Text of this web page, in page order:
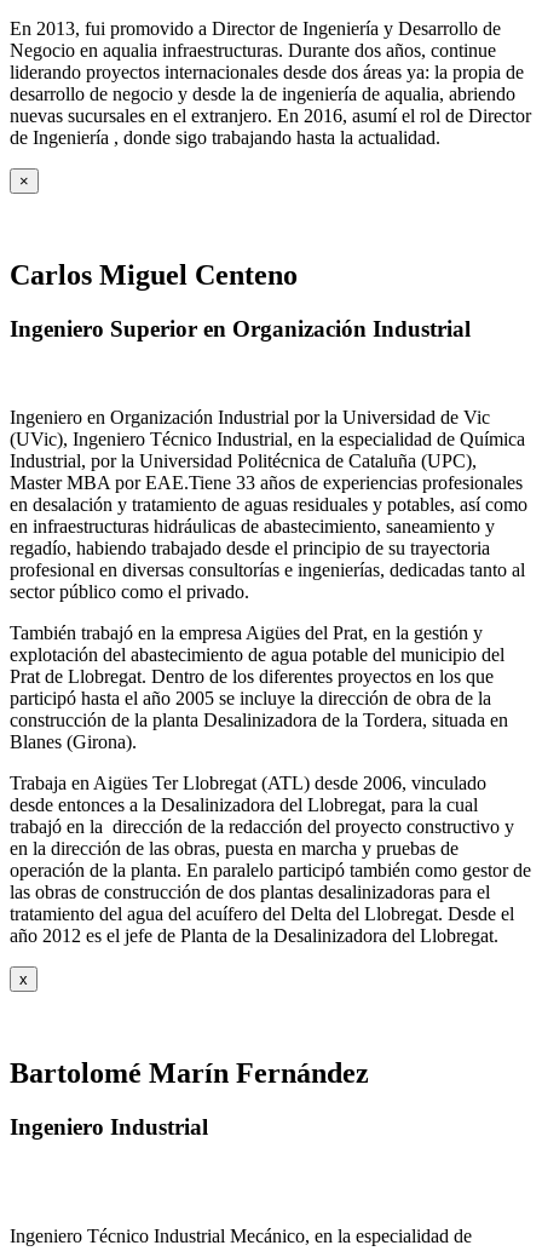
En 2013, fui promovido a Director de Ingeniería y Desarrollo de
Negocio en aqualia infraestructuras. Durante dos años, continue
liderando proyectos internacionales desde dos áreas ya: la propia de
desarrollo de negocio y desde la de ingeniería de aqualia, abriendo
nuevas sucursales en el extranjero. En 2016, asumí el rol de Director
de Ingeniería , donde sigo trabajando hasta la actualidad.
×
Carlos Miguel Centeno
Ingeniero Superior en Organización Industrial
Ingeniero en Organización Industrial por la Universidad de Vic
(UVic), Ingeniero Técnico Industrial, en la especialidad de Química
Industrial, por la Universidad Politécnica de Cataluña (UPC),
Master MBA por EAE.Tiene 33 años de experiencias profesionales
en desalación y tratamiento de aguas residuales y potables, así como
en infraestructuras hidráulicas de abastecimiento, saneamiento y
regadío, habiendo trabajado desde el principio de su trayectoria
profesional en diversas consultorías e ingenierías, dedicadas tanto al
sector público como el privado.
También trabajó en la empresa Aigües del Prat, en la gestión y
explotación del abastecimiento de agua potable del municipio del
Prat de Llobregat. Dentro de los diferentes proyectos en los que
participó hasta el año 2005 se incluye la dirección de obra de la
construcción de la planta Desalinizadora de la Tordera, situada en
Blanes (Girona).
Trabaja en Aigües Ter Llobregat (ATL) desde 2006, vinculado
desde entonces a la Desalinizadora del Llobregat, para la cual
trabajó en la dirección de la redacción del proyecto constructivo y
en la dirección de las obras, puesta en marcha y pruebas de
operación de la planta. En paralelo participó también como gestor de
las obras de construcción de dos plantas desalinizadoras para el
tratamiento del agua del acuífero del Delta del Llobregat. Desde el
año 2012 es el jefe de Planta de la Desalinizadora del Llobregat.
x
Bartolomé Marín Fernández
Ingeniero Industrial
Ingeniero Técnico Industrial Mecánico, en la especialidad de